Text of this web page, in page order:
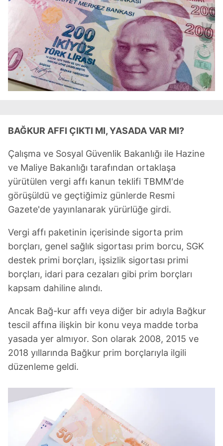
toplumu hizmetlerinin sunulması amacıyla
kullanılmaktadır. Diğer çerezler, sitemizin daha işlevsel
kılınması ve kişiselleştirilmesi ve sizlere yönelik
reklam/pazarlama faaliyetlerinin yapılması, amaçlarıyla
sınırlı olarak açık rızanız dahilinde kullanılacaktır.
Çerezlere ilişkin tercihlerinizi aşağıda yer alan panel
vasıtasıyla belirleyebilirsiniz. Çerezlere ilişkin detaylı bilgi
6698 sayılı Kişisel Verilerin Korunması Kanunu uyarınca
ilgili mevzuata uygun olarak kullanılan çerezlerle ilgili bilgi
almak için lütfentıklayınız .
BAĞKUR AFFI ÇIKTI MI, YASADA VAR MI?
Çalışma ve Sosyal Güvenlik Bakanlığı ile Hazine
ve Maliye Bakanlığı tarafından ortaklaşa
yürütülen vergi affı kanun teklifi TBMM'de
görüşüldü ve geçtiğimiz günlerde Resmi
Gazete'de yayınlanarak yürürlüğe girdi.
Vergi affı paketinin içerisinde sigorta prim
borçları, genel sağlık sigortası prim borcu, SGK
destek primi borçları, işsizlik sigortası primi
borçları, idari para cezaları gibi prim borçları
kapsam dahiline alındı.
Ancak Bağ-kur affı veya diğer bir adıyla Bağkur
tescil affına ilişkin bir konu veya madde torba
yasada yer almıyor. Son olarak 2008, 2015 ve
2018 yıllarında Bağkur prim borçlarıyla ilgili
düzenleme geldi.